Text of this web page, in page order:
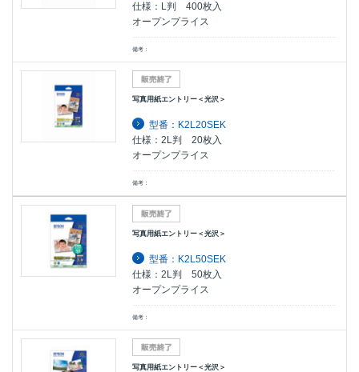
仕様：L判 400枚入
オープンプライス
備考：
写真用紙エントリー＜光沢＞
型番：K2L20SEK
仕様：2L判 20枚入
オープンプライス
備考：
写真用紙エントリー＜光沢＞
型番：K2L50SEK
仕様：2L判 50枚入
オープンプライス
備考：
写真用紙エントリー＜光沢＞